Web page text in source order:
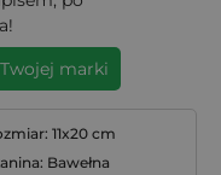
marki
11x20 cm
Bawełna